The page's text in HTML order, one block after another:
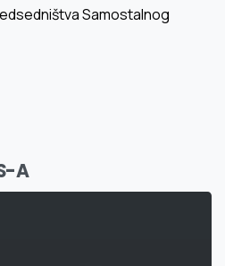
Samostalnog
A